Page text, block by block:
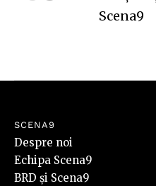
Scena9
SCENA9
Despre noi
Echipa Scena9
BRD și Scena9